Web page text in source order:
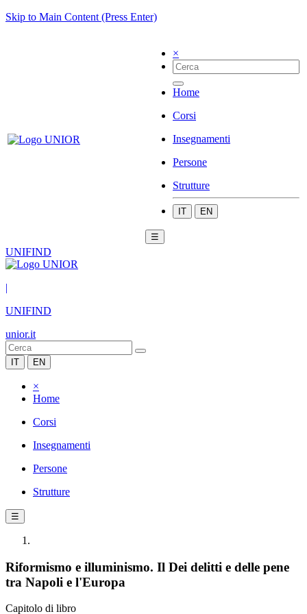
Skip to Main Content (Press Enter)
×
Home
Corsi
Insegnamenti
Persone
Strutture
IT EN
☰
UNIFIND
|
UNIFIND
unior.it
IT EN
×
Home
Corsi
Insegnamenti
Persone
Strutture
☰
Riformismo e illuminismo. Il Dei delitti e delle pene
tra Napoli e l'Europa
Capitolo di libro